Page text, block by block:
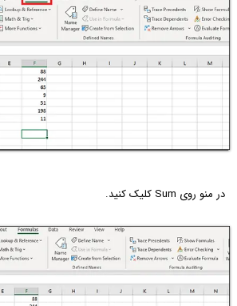
در منو روی Sum کلیک کنید.